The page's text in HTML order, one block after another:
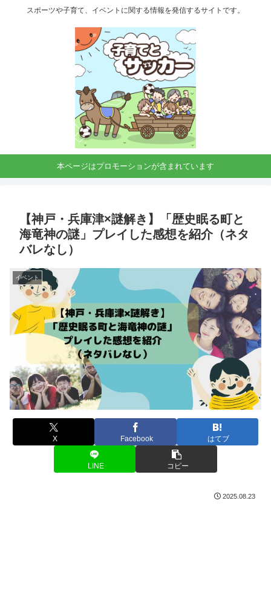
スポーツや子育て、イベントに関する情報を発信するサイトです。
本ページはプロモーションが含まれています
【神戸・兵庫津×謎解き】「歴史眠る町と
海竜神の謎」プレイした感想を紹介（ネタ
バレなし）
イベント
X Facebook はてブ
LINE コピー
2025.08.23